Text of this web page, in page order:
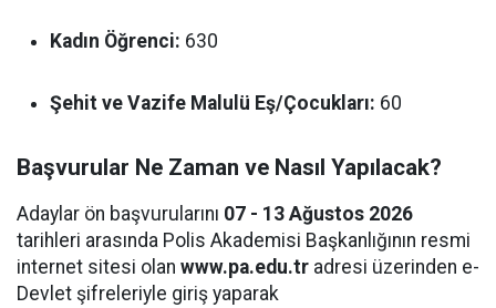
Kadın Öğrenci: 630
Şehit ve Vazife Malulü Eş/Çocukları: 60
Başvurular Ne Zaman ve Nasıl Yapılacak?
Adaylar ön başvurularını 07 - 13 Ağustos 2026
tarihleri arasında Polis Akademisi Başkanlığının resmi
internet sitesi olan www.pa.edu.tr adresi üzerinden e-
Devlet şifreleriyle giriş yaparak